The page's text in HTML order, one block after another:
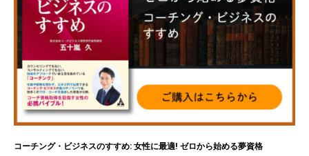
コーチング・ビジネスのすすめ: 女性に最適! ゼロから始める夢資格